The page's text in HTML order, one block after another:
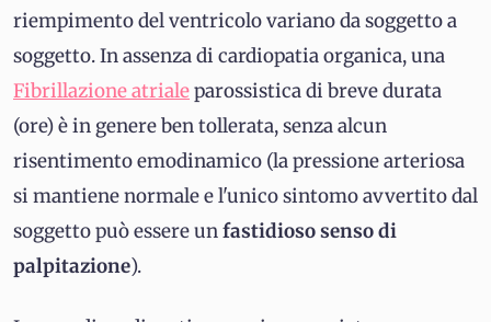
riempimento del ventricolo variano da soggetto a
soggetto. In assenza di cardiopatia organica, una
Fibrillazione atrialeparossistica di breve durata
(ore) è in genere ben tollerata, senza alcun
risentimento emodinamico (la pressione arteriosa
si mantiene normale e l'unico sintomo avvertito dal
soggetto può essere unfastidioso senso di
palpitazione).